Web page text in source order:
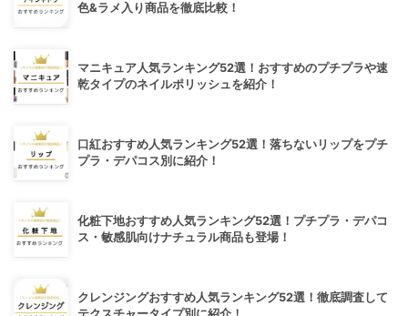
色&ラメ入り商品を徹底比較！
マニキュア人気ランキング52選！おすすめのプチプラや速
乾タイプのネイルポリッシュを紹介！
口紅おすすめ人気ランキング52選！落ちないリップをプチ
プラ・デパコス別に紹介！
化粧下地おすすめ人気ランキング52選！プチプラ・デパコ
ス・敏感肌向けナチュラル商品も登場！
クレンジングおすすめ人気ランキング52選！徹底調査して